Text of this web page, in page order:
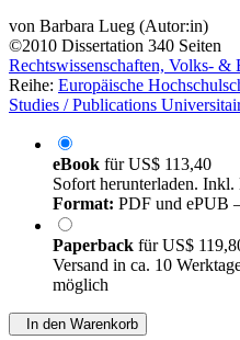
von Barbara Lueg (Autor:in)
©2010 Dissertation 340 Seiten
Rechtswissenschaften, Volks- &
Reihe: Europäische
Studies / Publications
eBook fürUS$ 113,40
Sofort herunterladen.
Format: PDF und ePUB
Paperback fürUS$
Versand in ca. 10
möglich
In den Warenkorb